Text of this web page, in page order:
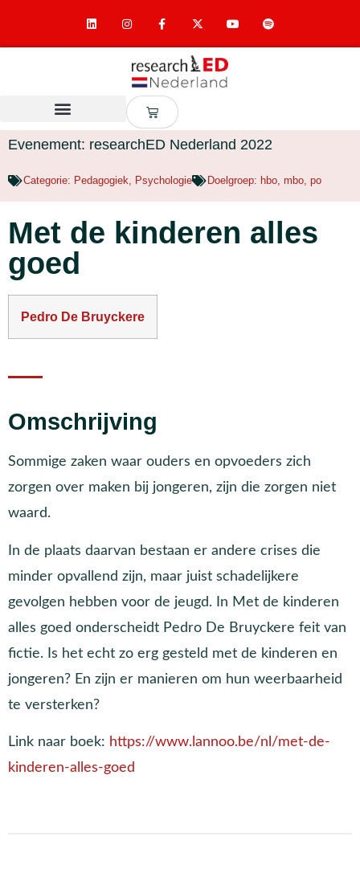
Evenement: researchED Nederland 2022
Categorie: Pedagogiek Psychologie Doelgroep: hbo mbo po
Met de kinderen alles
goed
Pedro De Bruyckere
Omschrijving
Sommige zaken waar ouders en opvoeders zich
zorgen over maken bij jongeren, zijn die zorgen niet
waard.
In de plaats daarvan bestaan er andere crises die
minder opvallend zijn, maar juist schadelijkere
gevolgen hebben voor de jeugd. In Met de kinderen
alles goed onderscheidt Pedro De Bruyckere feit van
fictie. Is het echt zo erg gesteld met de kinderen en
jongeren? En zijn er manieren om hun weerbaarheid
te versterken?
Link naar boek: https://www.lannoo.be/nl/met-de-
kinderen-alles-goed